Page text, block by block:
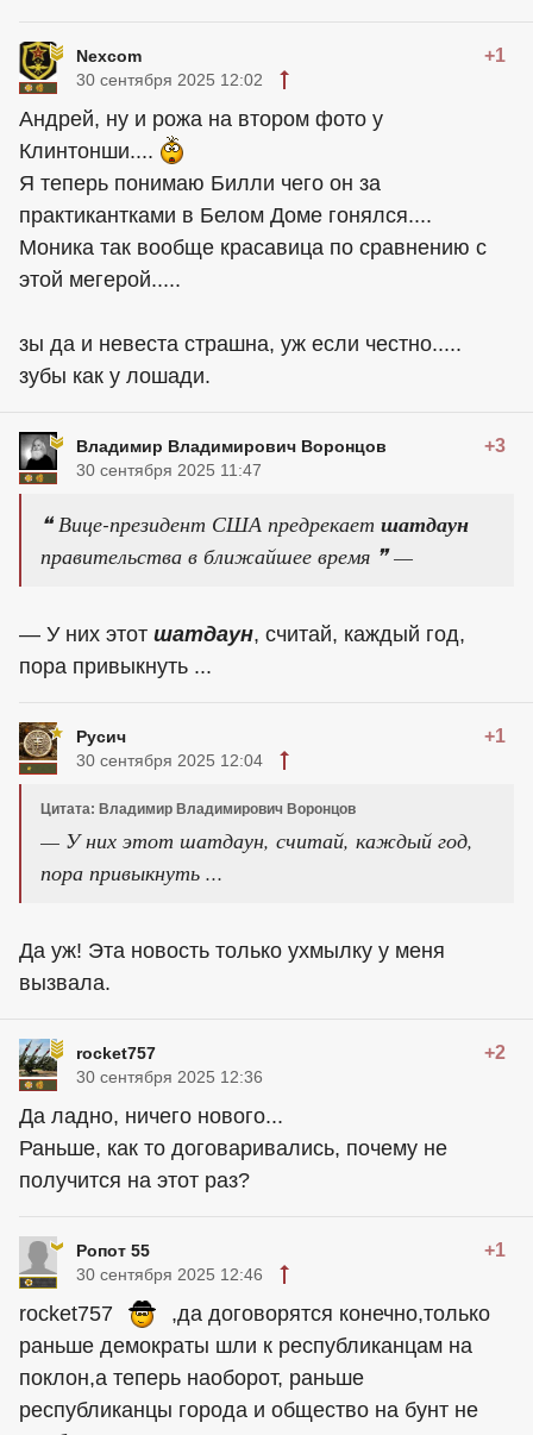
Nexcom +1
30 сентября 2025 12:02
Андрей, ну и рожа на втором фото у
Клинтонши....
Я теперь понимаю Билли чего он за
практикантками в Белом Доме гонялся....
Моника так вообще красавица по сравнению с
этой мегерой.....
зы да и невеста страшна, уж если честно.....
зубы как у лошади.
Владимир Владимирович Воронцов +3
30 сентября 2025 11:47
❝ Вице-президент США предрекает шатдаун
правительства в ближайшее время ❞ —
— У них этот шатдаун, считай, каждый год,
пора привыкнуть ...
Русич +1
30 сентября 2025 12:04
Цитата: Владимир Владимирович Воронцов
— У них этот шатдаун, считай, каждый год,
пора привыкнуть ...
Да уж! Эта новость только ухмылку у меня
вызвала.
rocket757 +2
30 сентября 2025 12:36
Да ладно, ничего нового...
Раньше, как то договаривались, почему не
получится на этот раз?
Ропот 55 +1
30 сентября 2025 12:46
rocket757
,да договорятся конечно,только
раньше демократы шли к республиканцам на
поклон,а теперь наоборот, раньше
республиканцы города и общество на бунт не